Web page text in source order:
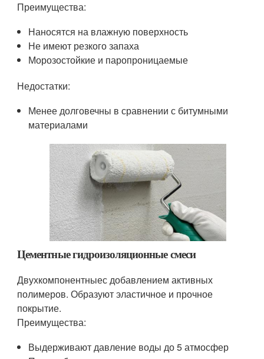
Преимущества:
Наносятся на влажную поверхность
Не имеют резкого запаха
Морозостойкие и паропроницаемые
Недостатки:
Менее долговечны в сравнении с битумными
материалами
Цементные гидроизоляционные смеси
Двухкомпонентныес добавлением активных
полимеров. Образуют эластичное и прочное
покрытие.
Преимущества:
Выдерживают давление воды до 5 атмосфер